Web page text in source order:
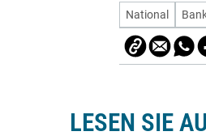
National
LESEN SIE